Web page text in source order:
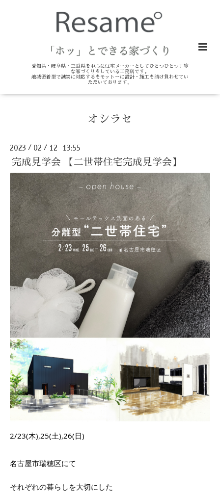
愛知県・岐阜県・三重県を中心に住宅メーカーとしてひとつひとつ丁寧
な家づくりをしている工務店です。
地域密着型で誠実に対応するをモットーに設計・施工を請け負わせてい
ただいております。
オシラセ
2023 / 02 / 12 13:55
完成見学会 【二世帯住宅完成見学会】
2/23(木),25(土),26(日)
名古屋市瑞穂区にて
それぞれの暮らしを大切にした